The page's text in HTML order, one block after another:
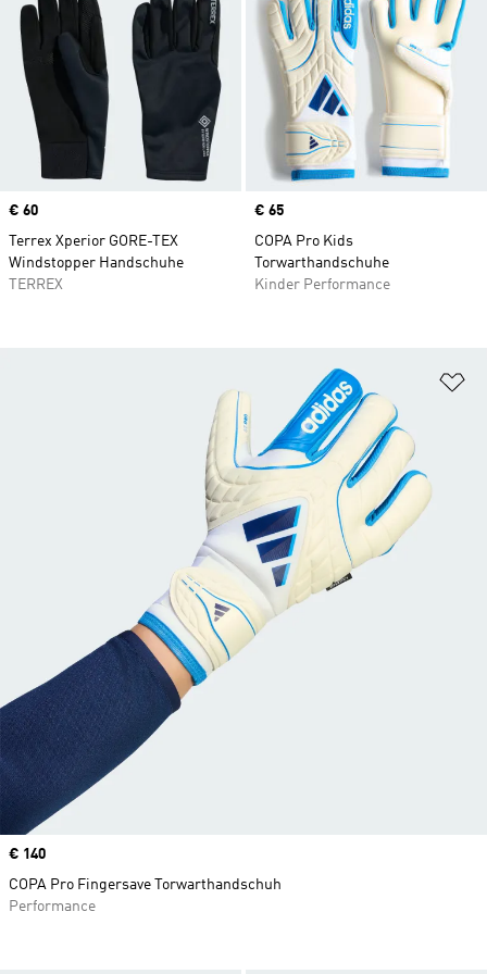
Price
€ 60
Terrex Xperior GORE-TEX
Windstopper Handschuhe
TERREX
Price
€ 65
COPA Pro Kids
Torwarthandschuhe
Kinder Performance
Price
€ 140
COPA Pro Fingersave Torwarthandschuh
Performance